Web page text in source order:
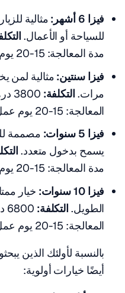
فيزا 6 أشهر:
مثالية
للسياحة أو الأعمال.
مدة المعالجة: 15-20 يوم عمل.
فيزا سنتين: مثالية لمن
مرات. التكلفة:
المعالجة: 15-20 يوم عمل.
فيزا 5 سنوات:
مصممة
يسمح بدخول متعدد.
مدة المعالجة: 15-20 يوم عمل.
فيزا 10 سنوات:
خيار
الطويل. التكلفة:
المعالجة: 15-20 يوم عمل.
بالنسبة لأولئك الذين
أيضًا خيارات أولوية: